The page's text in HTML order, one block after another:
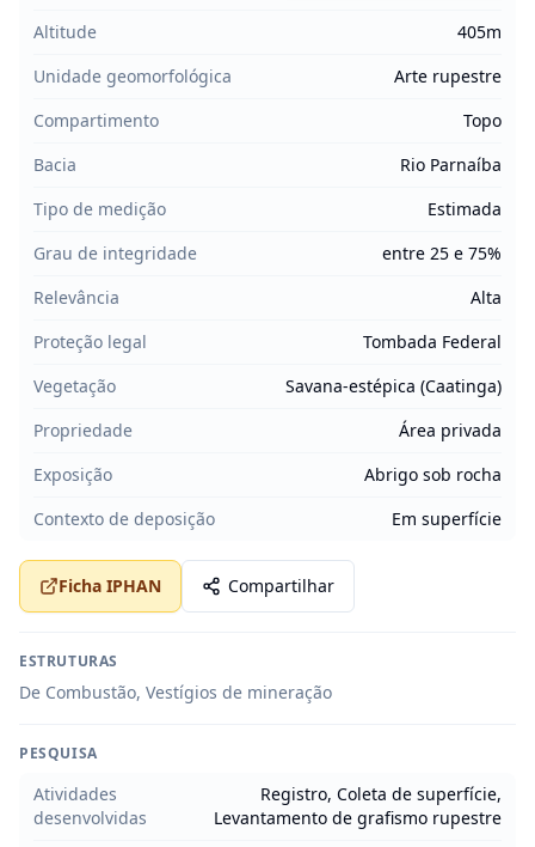
Altitude
405m
Unidade geomorfológica
Arte rupestre
Compartimento
Topo
Bacia
Rio Parnaíba
Tipo de medição
Estimada
Grau de integridade
entre 25 e 75%
Relevância
Alta
Proteção legal
Tombada Federal
Vegetação
Savana-estépica (Caatinga)
Propriedade
Área privada
Exposição
Abrigo sob rocha
Contexto de deposição
Em superfície
Ficha IPHAN Compartilhar
ESTRUTURAS
De Combustão, Vestígios de mineração
PESQUISA
Atividades
desenvolvidas
Registro, Coleta de superfície,
Levantamento de grafismo rupestre